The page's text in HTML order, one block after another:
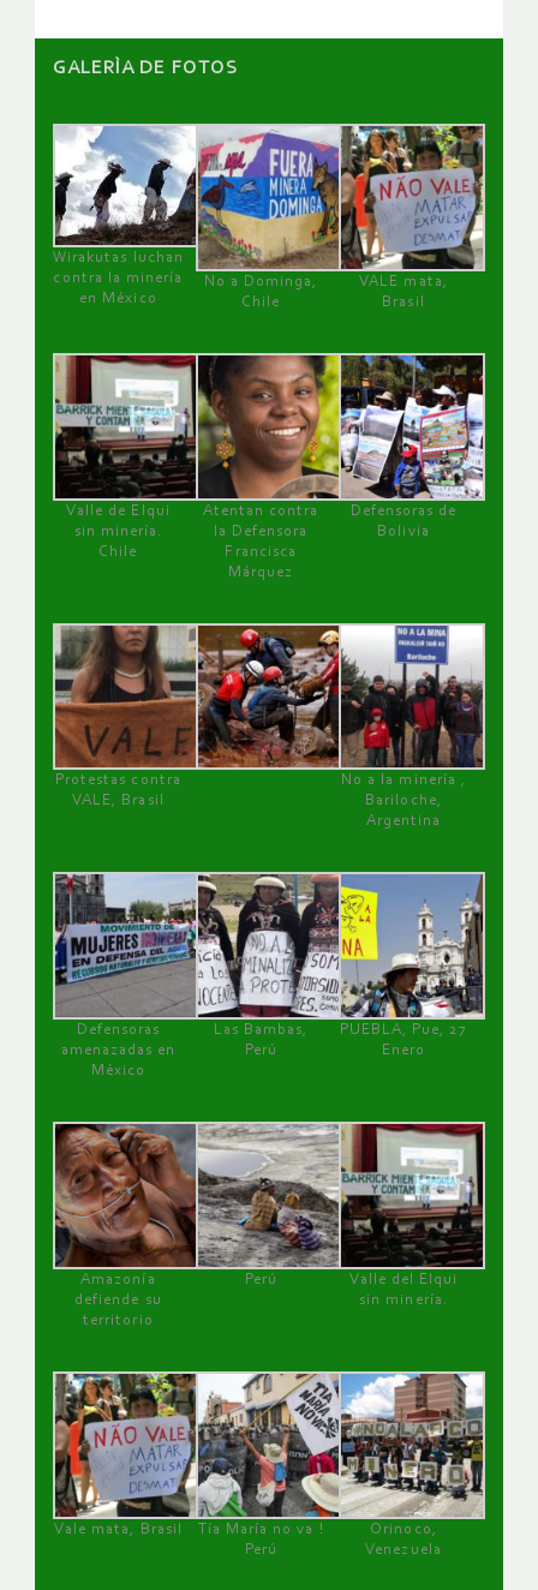
GALERÌA DE FOTOS
Wirakutas luchan
contra la minería
en México
No a Dominga,
Chile
VALE mata,
Brasil
Valle de Elqui
sin minería.
Chile
Atentan contra
la Defensora
Francisca
Márquez
Defensoras de
Bolivia
Protestas contra
VALE, Brasil
No a la minería ,
Bariloche,
Argentina
Defensoras
amenazadas en
México
Las Bambas,
Perú
PUEBLA, Pue, 27
Enero
Amazonía
defiende su
territorio
Perú
Valle del Elqui
sin minería.
Vale mata, Brasil
Tía María no va !
Perú
Orinoco,
Venezuela